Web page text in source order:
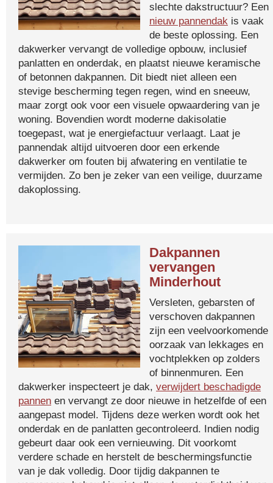
slechte dakstructuur? Een
nieuw pannendak is vaak
de beste oplossing. Een
dakwerker vervangt de volledige opbouw, inclusief
panlatten en onderdak, en plaatst nieuwe keramische
of betonnen dakpannen. Dit biedt niet alleen een
stevige bescherming tegen regen, wind en sneeuw,
maar zorgt ook voor een visuele opwaardering van je
woning. Bovendien wordt moderne dakisolatie
toegepast, wat je energiefactuur verlaagt. Laat je
pannendak altijd uitvoeren door een erkende
dakwerker om fouten bij afwatering en ventilatie te
vermijden. Zo ben je zeker van een veilige, duurzame
dakoplossing.
Dakpannen
vervangen
Minderhout
Versleten, gebarsten of
verschoven dakpannen
zijn een veelvoorkomende
oorzaak van lekkages en
vochtplekken op zolders
of binnenmuren. Een
dakwerker inspecteert je dak, verwijdert beschadigde
pannen en vervangt ze door nieuwe in hetzelfde of een
aangepast model. Tijdens deze werken wordt ook het
onderdak en de panlatten gecontroleerd. Indien nodig
gebeurt daar ook een vernieuwing. Dit voorkomt
verdere schade en herstelt de beschermingsfunctie
van je dak volledig. Door tijdig dakpannen te